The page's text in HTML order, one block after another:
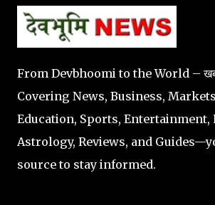
From Devbhoomi to the World –
Covering News, Business,
Education, Sports, Entertainment,
Astrology, Reviews, and
source to stay informed.